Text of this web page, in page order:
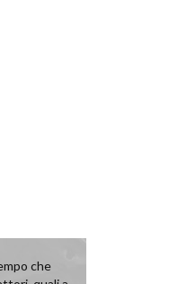
che